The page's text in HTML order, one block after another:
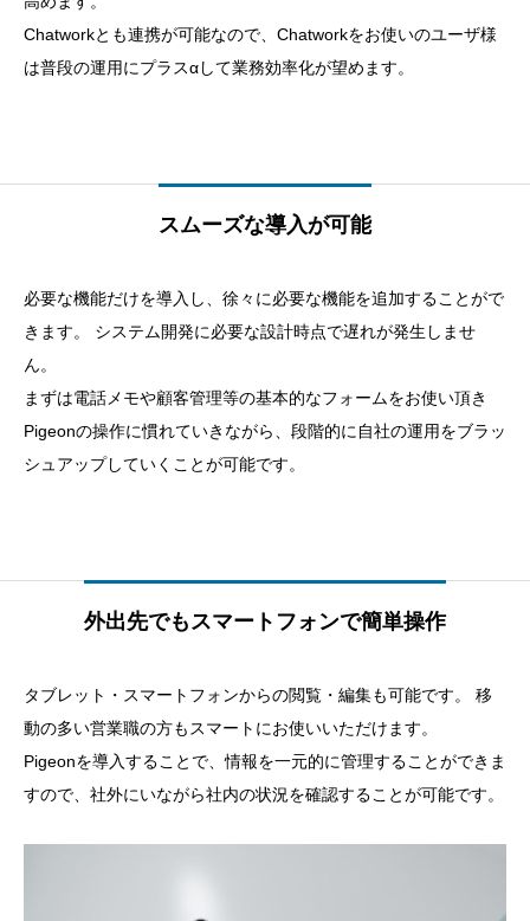
Chatworkとも連携が可能なので、Chatworkをお使いのユーザ様
は普段の運用にプラスαして業務効率化が望めます。
スムーズな導入が可能
必要な機能だけを導入し、徐々に必要な機能を追加することがで
きます。 システム開発に必要な設計時点で遅れが発生しませ
ん。
まずは電話メモや顧客管理等の基本的なフォームをお使い頂き
Pigeonの操作に慣れていきながら、段階的に自社の運用をブラッ
シュアップしていくことが可能です。
外出先でもスマートフォンで簡単操作
タブレット・スマートフォンからの閲覧・編集も可能です。 移
動の多い営業職の方もスマートにお使いいただけます。
Pigeonを導入することで、情報を一元的に管理することができま
すので、社外にいながら社内の状況を確認することが可能です。